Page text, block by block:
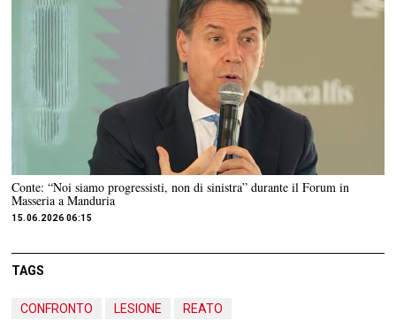
Conte: “Noi siamo progressisti, non di sinistra” durante il Forum in
Masseria a Manduria
15.06.2026 06:15
TAGS
CONFRONTO LESIONE REATO